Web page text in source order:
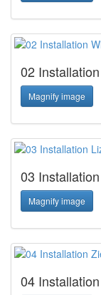
02
Magnify image
03
Magnify image
04